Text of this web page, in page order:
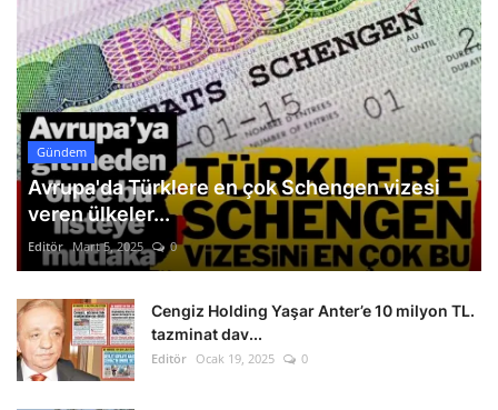
Gündem
Avrupa'da Türklere en çok Schengen vizesi
veren ülkeler...
Editör Mart 5, 2025 0
Cengiz Holding Yaşar Anter’e 10 milyon TL.
tazminat dav...
Editör Ocak 19, 2025 0